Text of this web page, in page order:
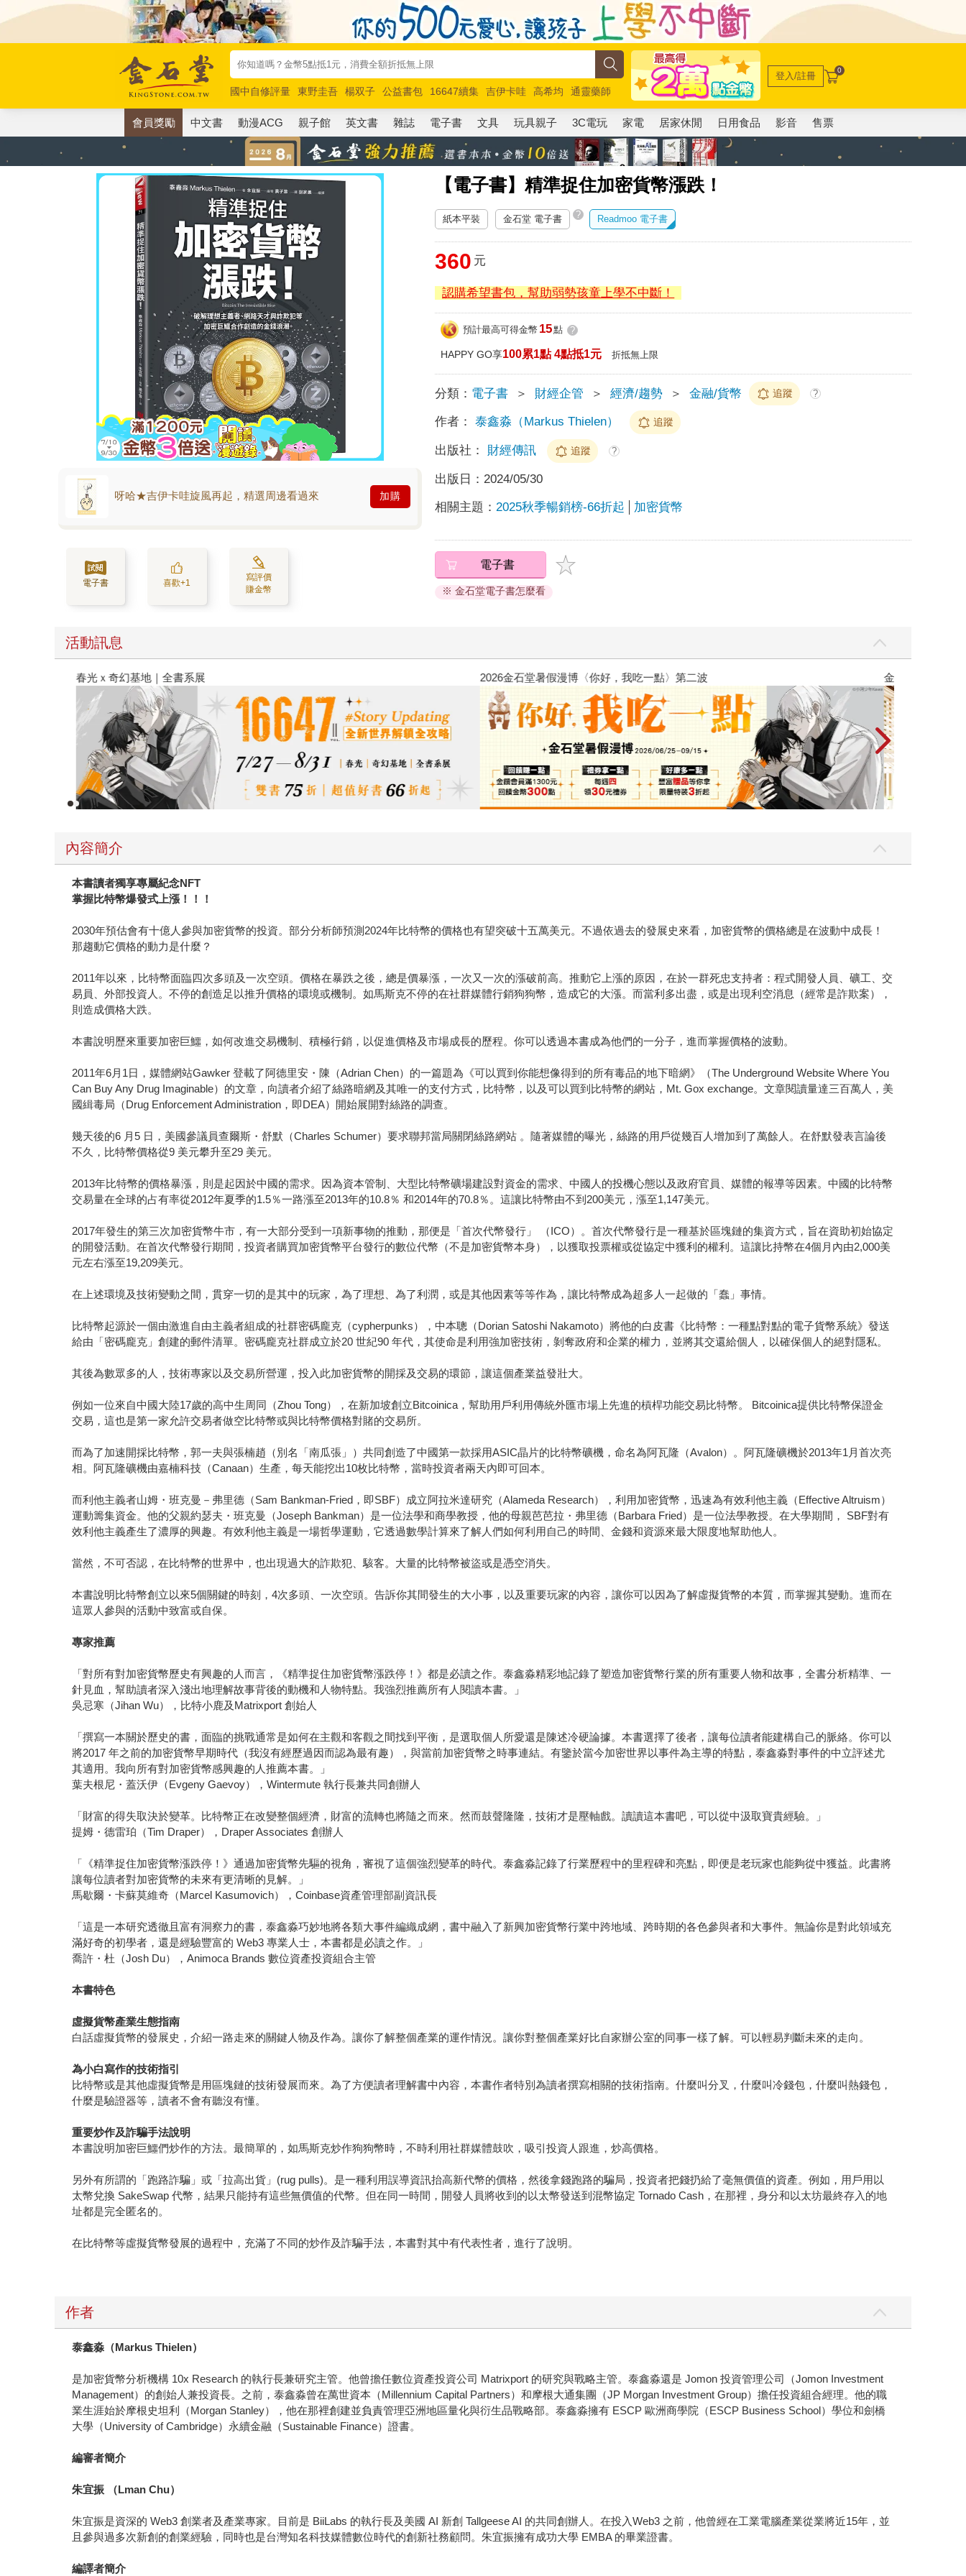
國中自修評量 東野圭吾 楊双子 公益書包 16647續集 吉伊卡哇 高希均
通靈藥師
唯紅花綻放
奧德賽 路邊攤新作 馬斯克 玩具總動員5 超慢跑
登入/註冊 0
會員獎勵 中文書 動漫ACG 親子館 英文書 雜誌 電子書 文具 玩具親子 3C電玩 家電 居家休閒 日用食品 影音 售票
【電子書】精準捉住加密貨幣漲跌！
呀哈★吉伊卡哇旋風再起，精選周邊看過來 加購
電子書 喜歡+1
寫評價
賺金幣
紙本平裝 金石堂 電子書 ? Readmoo 電子書
360 元
認購希望書包，幫助弱勢孩童上學不中斷！
預計最高可得金幣 15點 ?
HAPPY GO享100累1點 4點抵1元 折抵無上限
分類： 電子書 ＞ 財經企管 ＞ 經濟/趨勢 ＞ 金融/貨幣 追蹤 ?
作者： 泰鑫淼（Markus Thielen） 追蹤
出版社： 財經傳訊 追蹤 ?
出版日： 2024/05/30
相關主題： 2025秋季暢銷榜-66折起 加密貨幣
電子書
※ 金石堂電子書怎麼看
活動訊息
春光ｘ奇幻基地｜全書系展 2026金石堂暑假漫博〈你好，我吃一點〉第二波 金石堂2026海
內容簡介
本書讀者獨享專屬紀念NFT
掌握比特幣爆發式上漲！！！
2030年預估會有十億人參與加密貨幣的投資。部分分析師預測2024年比特幣的價格也有望突破十五萬美元。不過依過去的發展史來看，加密貨幣的價格總是在波動中成長！
那趨動它價格的動力是什麼？
2011年以來，比特幣面臨四次多頭及一次空頭。價格在暴跌之後，總是價暴漲，一次又一次的漲破前高。推動它上漲的原因，在於一群死忠支持者：程式開發人員、礦工、交
易員、外部投資人。不停的創造足以推升價格的環境或機制。如馬斯克不停的在社群媒體行銷狗狗幣，造成它的大漲。而當利多出盡，或是出現利空消息（經常是詐欺案），
則造成價格大跌。
本書說明歷來重要加密巨鱷，如何改進交易機制、積極行銷，以促進價格及市場成長的歷程。你可以透過本書成為他們的一分子，進而掌握價格的波動。
2011年6月1日，媒體網站Gawker 登載了阿德里安・陳（Adrian Chen）的一篇題為《可以買到你能想像得到的所有毒品的地下暗網》（The Underground Website Where You
Can Buy Any Drug Imaginable）的文章，向讀者介紹了絲路暗網及其唯一的支付方式，比特幣，以及可以買到比特幣的網站，Mt. Gox exchange。文章閱讀量達三百萬人，美
國緝毒局（Drug Enforcement Administration，即DEA）開始展開對絲路的調查。
幾天後的6 月5 日，美國參議員查爾斯・舒默（Charles Schumer）要求聯邦當局關閉絲路網站 。隨著媒體的曝光，絲路的用戶從幾百人增加到了萬餘人。在舒默發表言論後
不久，比特幣價格從9 美元攀升至29 美元。
2013年比特幣的價格暴漲，則是起因於中國的需求。因為資本管制、大型比特幣礦場建設對資金的需求、中國人的投機心態以及政府官員、媒體的報導等因素。中國的比特幣
交易量在全球的占有率從2012年夏季的1.5％一路漲至2013年的10.8％ 和2014年的70.8％。這讓比特幣由不到200美元，漲至1,147美元。
2017年發生的第三次加密貨幣牛市，有一大部分受到一項新事物的推動，那便是「首次代幣發行」 （ICO）。首次代幣發行是一種基於區塊鏈的集資方式，旨在資助初始協定
的開發活動。在首次代幣發行期間，投資者購買加密貨幣平台發行的數位代幣（不是加密貨幣本身），以獲取投票權或從協定中獲利的權利。這讓比持幣在4個月內由2,000美
元左右漲至19,209美元。
在上述環境及技術變動之間，貫穿一切的是其中的玩家，為了理想、為了利潤，或是其他因素等等作為，讓比特幣成為超多人一起做的「蠢」事情。
比特幣起源於一個由激進自由主義者組成的社群密碼龐克（cypherpunks），中本聰（Dorian Satoshi Nakamoto）將他的白皮書《比特幣：一種點對點的電子貨幣系統》發送
給由「密碼龐克」創建的郵件清單。密碼龐克社群成立於20 世紀90 年代，其使命是利用強加密技術，剝奪政府和企業的權力，並將其交還給個人，以確保個人的絕對隱私。
其後為數眾多的人，技術專家以及交易所營運，投入此加密貨幣的開採及交易的環節，讓這個產業益發壯大。
例如一位來自中國大陸17歲的高中生周同（Zhou Tong），在新加坡創立Bitcoinica，幫助用戶利用傳統外匯市場上先進的槓桿功能交易比特幣。 Bitcoinica提供比特幣保證金
交易，這也是第一家允許交易者做空比特幣或與比特幣價格對賭的交易所。
而為了加速開採比特幣，郭一夫與張楠趙（別名「南瓜張」）共同創造了中國第一款採用ASIC晶片的比特幣礦機，命名為阿瓦隆（Avalon）。阿瓦隆礦機於2013年1月首次亮
相。阿瓦隆礦機由嘉楠科技（Canaan）生產，每天能挖出10枚比特幣，當時投資者兩天內即可回本。
而利他主義者山姆・班克曼－弗里德（Sam Bankman-Fried，即SBF）成立阿拉米達研究（Alameda Research），利用加密貨幣，迅速為有效利他主義（Effective Altruism）
運動籌集資金。他的父親約瑟夫・班克曼（Joseph Bankman）是一位法學和商學教授，他的母親芭芭拉・弗里德（Barbara Fried）是一位法學教授。在大學期間， SBF對有
效利他主義產生了濃厚的興趣。有效利他主義是一場哲學運動，它透過數學計算來了解人們如何利用自己的時間、金錢和資源來最大限度地幫助他人。
當然，不可否認，在比特幣的世界中，也出現過大的詐欺犯、駭客。大量的比特幣被盜或是憑空消失。
本書說明比特幣創立以來5個關鍵的時刻，4次多頭、一次空頭。告訴你其間發生的大小事，以及重要玩家的內容，讓你可以因為了解虛擬貨幣的本質，而掌握其變動。進而在
這眾人參與的活動中致富或自保。
專家推薦
「對所有對加密貨幣歷史有興趣的人而言，《精準捉住加密貨幣漲跌停！》都是必讀之作。泰鑫淼精彩地記錄了塑造加密貨幣行業的所有重要人物和故事，全書分析精準、一
針見血，幫助讀者深入淺出地理解故事背後的動機和人物特點。我強烈推薦所有人閱讀本書。」
吳忌寒（Jihan Wu），比特小鹿及Matrixport 創始人
「撰寫一本關於歷史的書，面臨的挑戰通常是如何在主觀和客觀之間找到平衡，是選取個人所愛還是陳述冷硬論據。本書選擇了後者，讓每位讀者能建構自己的脈絡。你可以
將2017 年之前的加密貨幣早期時代（我沒有經歷過因而認為最有趣），與當前加密貨幣之時事連結。有鑒於當今加密世界以事件為主導的特點，泰鑫淼對事件的中立評述尤
其適用。我向所有對加密貨幣感興趣的人推薦本書。」
葉夫根尼・蓋沃伊（Evgeny Gaevoy），Wintermute 執行長兼共同創辦人
「財富的得失取決於變革。比特幣正在改變整個經濟，財富的流轉也將隨之而來。然而鼓聲隆隆，技術才是壓軸戲。讀讀這本書吧，可以從中汲取寶貴經驗。」
提姆・德雷珀（Tim Draper），Draper Associates 創辦人
「《精準捉住加密貨幣漲跌停！》通過加密貨幣先驅的視角，審視了這個強烈變革的時代。泰鑫淼記錄了行業歷程中的里程碑和亮點，即便是老玩家也能夠從中獲益。此書將
讓每位讀者對加密貨幣的未來有更清晰的見解。」
馬歇爾・卡蘇莫維奇（Marcel Kasumovich），Coinbase資產管理部副資訊長
「這是一本研究透徹且富有洞察力的書，泰鑫淼巧妙地將各類大事件編織成網，書中融入了新興加密貨幣行業中跨地域、跨時期的各色參與者和大事件。無論你是對此領域充
滿好奇的初學者，還是經驗豐富的 Web3 專業人士，本書都是必讀之作。」
喬許・杜（Josh Du），Animoca Brands 數位資產投資組合主管
本書特色
虛擬貨幣產業生態指南
白話虛擬貨幣的發展史，介紹一路走來的關鍵人物及作為。讓你了解整個產業的運作情況。讓你對整個產業好比自家辦公室的同事一樣了解。可以輕易判斷未來的走向。
為小白寫作的技術指引
比特幣或是其他虛擬貨幣是用區塊鏈的技術發展而來。為了方便讀者理解書中內容，本書作者特別為讀者撰寫相關的技術指南。什麼叫分叉，什麼叫冷錢包，什麼叫熱錢包，
什麼是驗證器等，讀者不會有聽沒有懂。
重要炒作及詐騙手法說明
本書說明加密巨鱷們炒作的方法。最簡單的，如馬斯克炒作狗狗幣時，不時利用社群媒體鼓吹，吸引投資人跟進，炒高價格。
另外有所謂的「跑路詐騙」或「拉高出貨」(rug pulls)。是一種利用誤導資訊抬高新代幣的價格，然後拿錢跑路的騙局，投資者把錢扔給了毫無價值的資產。例如，用戶用以
太幣兌換 SakeSwap 代幣，結果只能持有這些無價值的代幣。但在同一時間，開發人員將收到的以太幣發送到混幣協定 Tornado Cash，在那裡，身分和以太坊最終存入的地
址都是完全匿名的。
在比特幣等虛擬貨幣發展的過程中，充滿了不同的炒作及詐騙手法，本書對其中有代表性者，進行了說明。
作者
泰鑫淼（Markus Thielen）
是加密貨幣分析機構 10x Research 的執行長兼研究主管。他曾擔任數位資產投資公司 Matrixport 的研究與戰略主管。泰鑫淼還是 Jomon 投資管理公司（Jomon Investment
Management）的創始人兼投資長。之前，泰鑫淼曾在萬世資本（Millennium Capital Partners）和摩根大通集團（JP Morgan Investment Group）擔任投資組合經理。他的職
業生涯始於摩根史坦利（Morgan Stanley），他在那裡創建並負責管理亞洲地區量化與衍生品戰略部。泰鑫淼擁有 ESCP 歐洲商學院（ESCP Business School）學位和劍橋
大學（University of Cambridge）永續金融（Sustainable Finance）證書。
編審者簡介
朱宜振 （Lman Chu）
朱宜振是資深的 Web3 創業者及產業專家。目前是 BiiLabs 的執行長及美國 AI 新創 Tallgeese AI 的共同創辦人。在投入Web3 之前，他曾經在工業電腦產業從業將近15年，並
且參與過多次新創的創業經驗，同時也是台灣知名科技媒體數位時代的創新社務顧問。朱宜振擁有成功大學 EMBA 的畢業證書。
編譯者簡介